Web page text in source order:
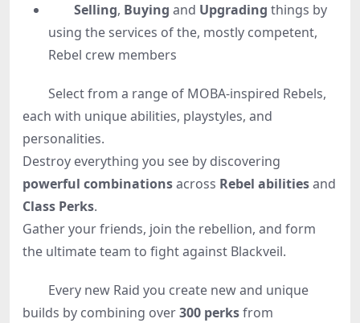
Selling, Buying and Upgrading things by
using the services of the, mostly competent,
Rebel crew members
Select from a range of MOBA-inspired Rebels,
each with unique abilities, playstyles, and
personalities.
Destroy everything you see by discovering
powerful combinationsacross Rebel abilitiesand
Class Perks.
Gather your friends, join the rebellion, and form
the ultimate team to fight against Blackveil.
Every new Raid you create new and unique
builds by combining over300 perksfrom